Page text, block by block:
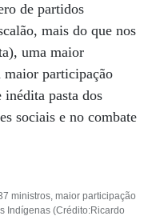
de partidos
mais do que nos
uma maior
maior participação
pasta dos
sociais e no combate
ministros, maior participação
Indígenas (Crédito:Ricardo